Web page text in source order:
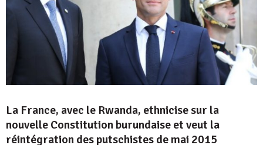
La France, avec le Rwanda, ethnicise sur la
nouvelle Constitution burundaise et veut la
réintégration des putschistes de mai 2015